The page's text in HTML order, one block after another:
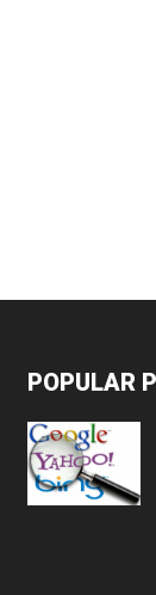
POPULAR